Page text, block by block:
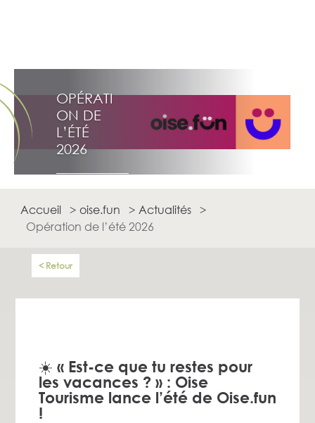
OPÉRATI
ON DE
L’ÉTÉ
2026
Accueil >oise.fun > Actualités >
Opération de l’été 2026
Retour
☀️ « Est-ce que tu restes pour
les vacances ? » : Oise
Tourisme lance l’été de Oise.fun
!